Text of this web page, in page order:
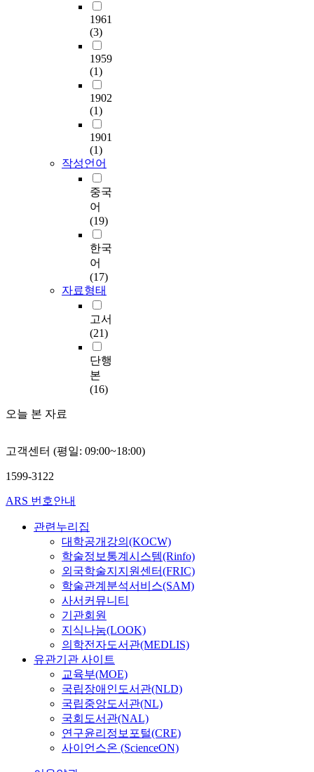
1961
(3)
1959
(1)
1902
(1)
1901
(1)
작성언어
중국
어
(19)
한국
어
(17)
자료형태
고서
(21)
단행
본
(16)
오늘 본 자료
고객센터 (평일: 09:00~18:00)
1599-3122
ARS 번호안내
관련누리집
대학공개강의(KOCW)
학술정보통계시스템(Rinfo)
외국학술지지원센터(FRIC)
학술관계분석서비스(SAM)
사서커뮤니티
기관회원
지식나눔(LOOK)
의학전자도서관(MEDLIS)
유관기관 사이트
교육부(MOE)
국립장애인도서관(NLD)
국립중앙도서관(NL)
국회도서관(NAL)
연구윤리정보포털(CRE)
사이언스온 (ScienceON)